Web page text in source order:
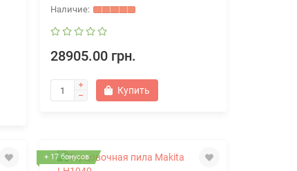
28905.00 грн.
Купить
+ 17 бонусов